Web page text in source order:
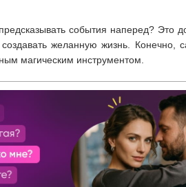
события наперед? Это
желанную жизнь. Конечно,
магическим инструментом.